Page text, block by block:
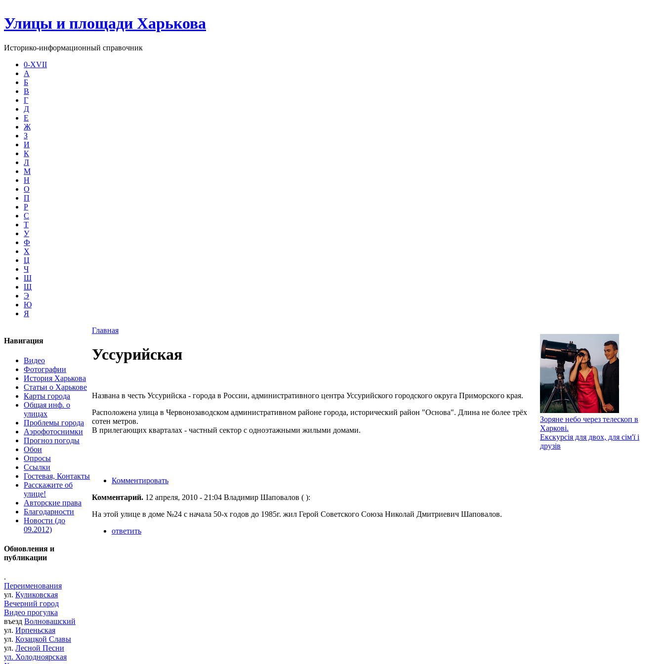
Улицы и площади Харькова
Историко-информационный справочник
0-XVII
А
Б
В
Г
Д
Е
Ж
З
И
К
Л
М
Н
О
П
Р
С
Т
У
Ф
Х
Ц
Ч
Ш
Щ
Э
Ю
Я
Навигация
Видео
Фотографии
История Харькова
Статьи о Харькове
Карты города
Общая инф. о
улицах
Проблемы города
Аэрофотоснимки
Прогноз погоды
Обои
Опросы
Ссылки
Гостевая, Контакты
Расскажите об
улице!
Авторские права
Благодарности
Новости (до
09.2012)
Обновления и
публикации
.
Переименования
ул. Куликовская
Вечерний город
Видео прогулка
въезд Волновашский
ул. Ирпеньская
ул. Козацкой Славы
ул. Лесной Песни
ул. Холодноярская
Главная
Уссурийская
Названа в честь Уссурийска - города в России, административного центра Уссурийского городского округа Приморского края.
Расположена улица в Червонозаводском административном районе города, исторический район "Основа". Длина не более трёх
сотен метров.
В прилегающих кварталах - частный сектор с одноэтажными жилыми домами.
Комментировать
Комментарий. 12 апреля, 2010 - 21:04 Владимир Шаповалов ( ):
На этой улице в доме №24 с начала 50-х годов до 1985г. жил Герой Советского Союза Николай Дмитриевич Шаповалов.
ответить
Зоряне небо через телескоп в
Харкові.
Екскурсія для двох, для сім'ї і
друзів